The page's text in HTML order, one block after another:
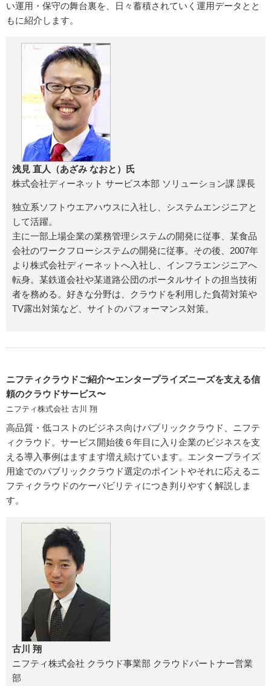
い運用・保守の舞台裏を、日々蓄積されていく運用データとと
もに紹介します。
浅見 直人（あざみ なおと）氏
株式会社ディーネット サービス本部 ソリューション課 課長
独立系ソフトウエアハウスに入社し、システムエンジニアと
して活躍。
主に一部上場企業の業務管理システムの開発に従事、某食品
会社のワークフローシステムの開発に従事。その後、2007年
より株式会社ディーネットへ入社し、インフラエンジニアへ
転身。某鉄道会社や某道路公団のポータルサイトの担当技術
者を務める。好きな分野は、クラウドを利用した負荷対策や
TV露出対策など、サイトのパフォーマンス対策。
ニフティクラウドご紹介〜エンタープライズニーズを支える信
頼のクラウドサービス〜
ニフティ株式会社 古川 翔
高品質・低コストのビジネス向けパブリッククラウド、ニフテ
ィクラウド。サービス開始後６年目に入り企業のビジネスを支
える導入事例はますます増え続けています。エンタープライズ
用途でのパブリッククラウド選定のポイントやそれに応えるニ
フティクラウドのケーパビリティにつき判りやすく解説しま
す。
古川 翔
ニフティ株式会社 クラウド事業部 クラウドパートナー営業
部